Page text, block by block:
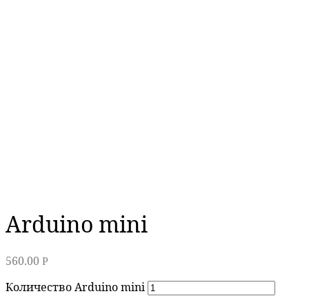
Arduino mini
560.00 Р
Количество Arduino mini